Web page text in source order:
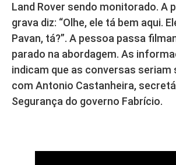
Land Rover sendo monitorado. A
grava diz: “Olhe, ele tá bem aqui.
Pavan, tá?”. A pessoa passa
parado na abordagem. As
indicam que as conversas
com Antonio Castanheira,
Segurança do governo Fabrício.